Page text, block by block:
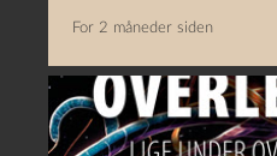
For 2 måneder siden